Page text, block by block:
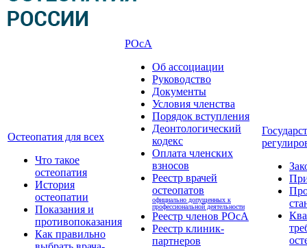
Остеопатия для всех
Что такое
остеопатия
История
остеопатии
Показания и
противопоказания
Как правильно
РОсА
Об ассоциации
Руководство
Документы
Условия членства
Порядок вступления
Деонтологический
кодекс
Оплата членских
взносов
Реестр врачей
остеопатов
официально допущенных к
профессиональной деятельности
Реестр членов РОсА
Реестр клиник-
партнеров